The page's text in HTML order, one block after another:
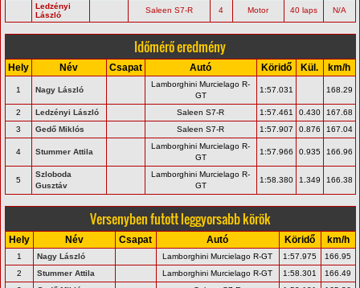
Ledzényi
László
Saleen S7-R 4 Motor 40 laps N/A
Időmérő eredmény
Hely Név Csapat Autó Köridő Kül. km/h
1 Nagy László
Lamborghini Murcielago R-
GT
1:57.031 168.29
2 Ledzényi László Saleen S7-R 1:57.461 0.430
167.68
3
Gedő Miklós Saleen S7-R 1:57.907 0.876 167.04
4 Stummer Attila
Lamborghini Murcielago R-
GT
1:57.966 0.935 166.96
5
Szloboda
Gusztáv
Lamborghini Murcielago R-
GT
1:58.380 1.349 166.38
Versenyben futott leggyorsabb körök
Hely Név Csapat Autó Köridő km/h
1 Nagy László Lamborghini Murcielago R-GT 1:57.975
166.95
2
Stummer Attila Lamborghini Murcielago R-GT 1:58.301
166.49